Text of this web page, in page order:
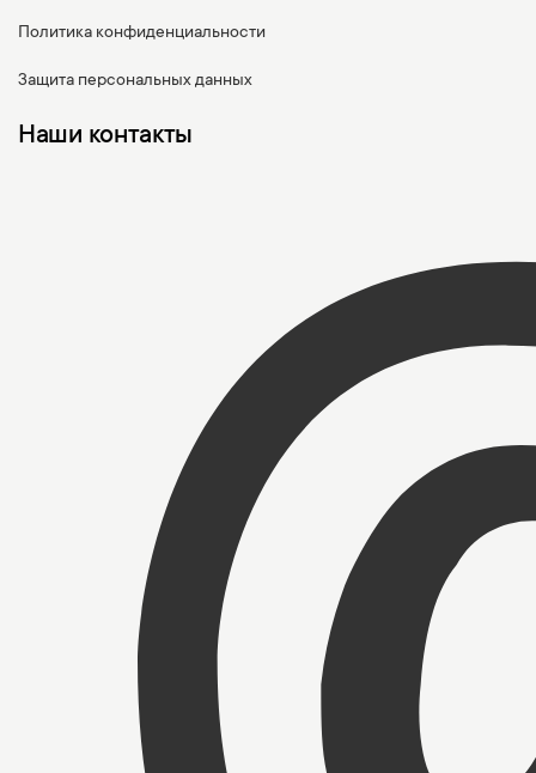
Политика конфиденциальности
Защита персональных данных
Наши контакты